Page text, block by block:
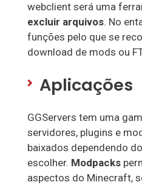
webclient será uma
excluir arquivos. No
funções pelo que se
download de mods ou
Aplicações
GGServers tem uma
servidores, plugins e
baixados dependendo
escolher. Modpacks
aspectos do Minecraft,